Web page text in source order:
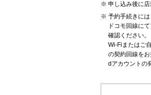
申し込み後に店
予約手続きには
ドコモ回線に
確認ください。
Wi-Fiまたはご
の契約回線を
dアカウントの